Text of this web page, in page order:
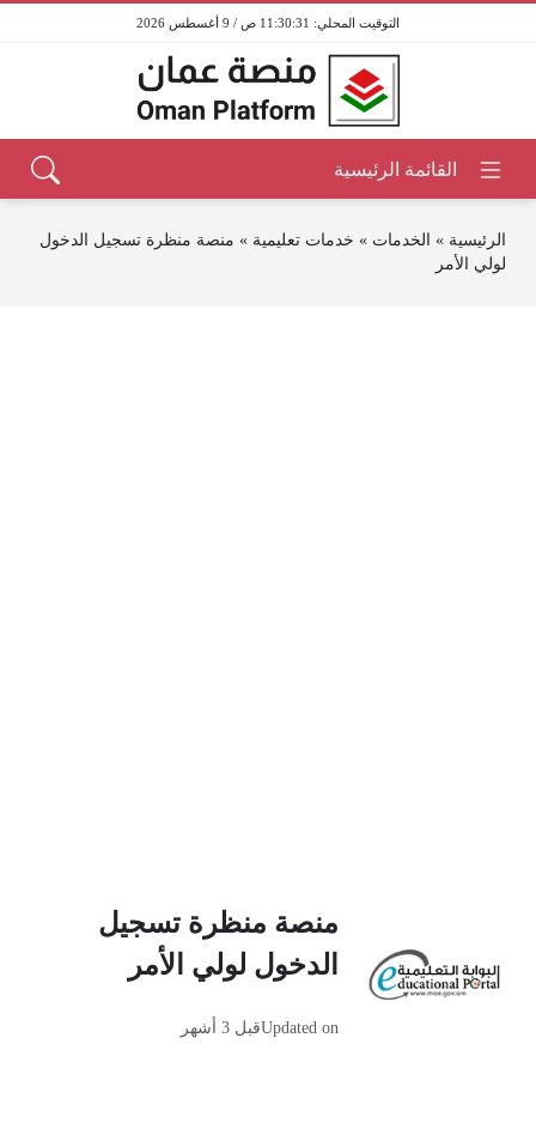
11:30:31 ص / 9 أغسطس 2026
الرئيسية » الخدمات » خدمات تعليمية » منصة منظرة تسجيل الدخول
لولي الأمر
منصة منظرة تسجيل
الدخول لولي الأمر
Updated onقبل 3 أشهر